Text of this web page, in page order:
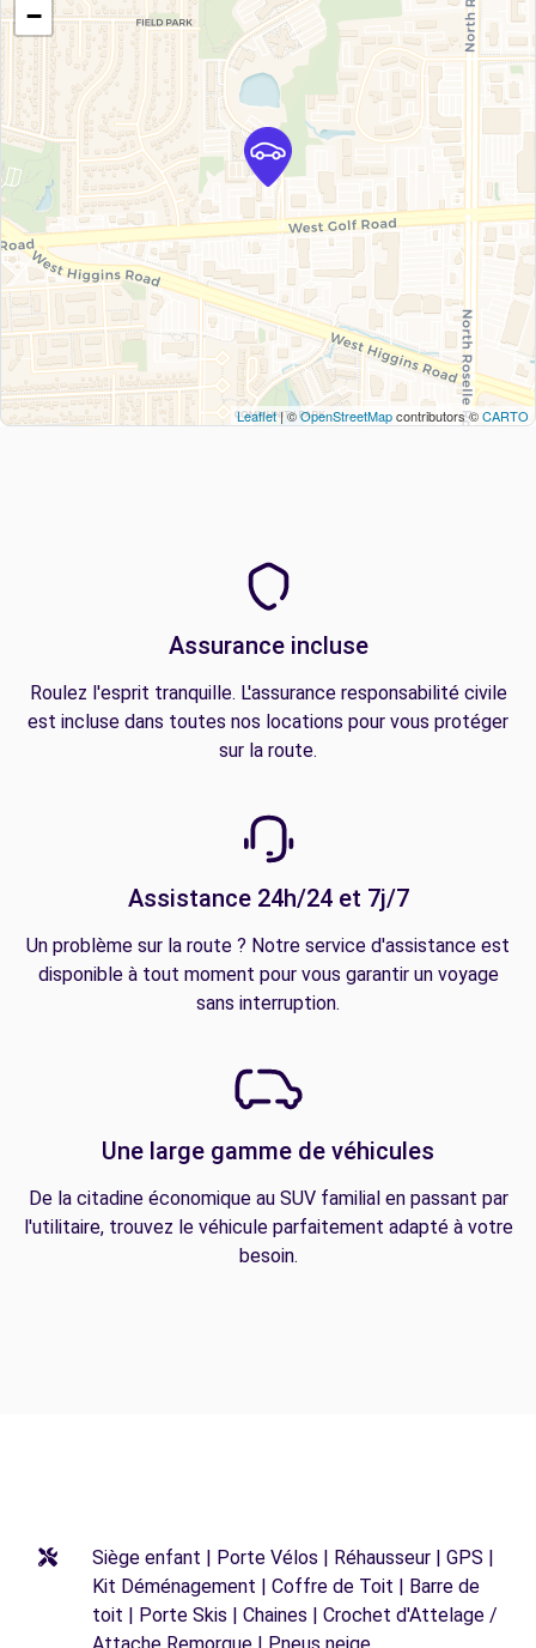
−
Leaflet| ©OpenStreetMapcontributors ©CARTO
Assurance incluse
Roulez l'esprit tranquille. L'assurance responsabilité civile
est incluse dans toutes nos locations pour vous protéger
sur la route.
Assistance 24h/24 et 7j/7
Un problème sur la route ? Notre service d'assistance est
disponible à tout moment pour vous garantir un voyage
sans interruption.
Une large gamme de véhicules
De la citadine économique au SUV familial en passant par
l'utilitaire, trouvez le véhicule parfaitement adapté à votre
besoin.
Siège enfant | Porte Vélos | Réhausseur | GPS |
Kit Déménagement | Coffre de Toit | Barre de
toit | Porte Skis | Chaines | Crochet d'Attelage /